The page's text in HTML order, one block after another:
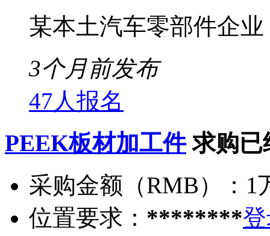
某本土汽车零部件企业
3个月前发布
47人报名
PEEK板材加工件 求购已
采购金额（RMB）： 1
位置要求： ********